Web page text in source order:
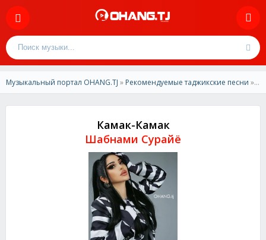
Музыкальный портал OHANG.TJ » Рекомендуемые таджикские песни » Шабнами Сурайё-Камак-Камак
Камак-Камак
Шабнами Сурайё